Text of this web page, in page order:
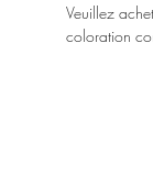
Veuillez
coloration